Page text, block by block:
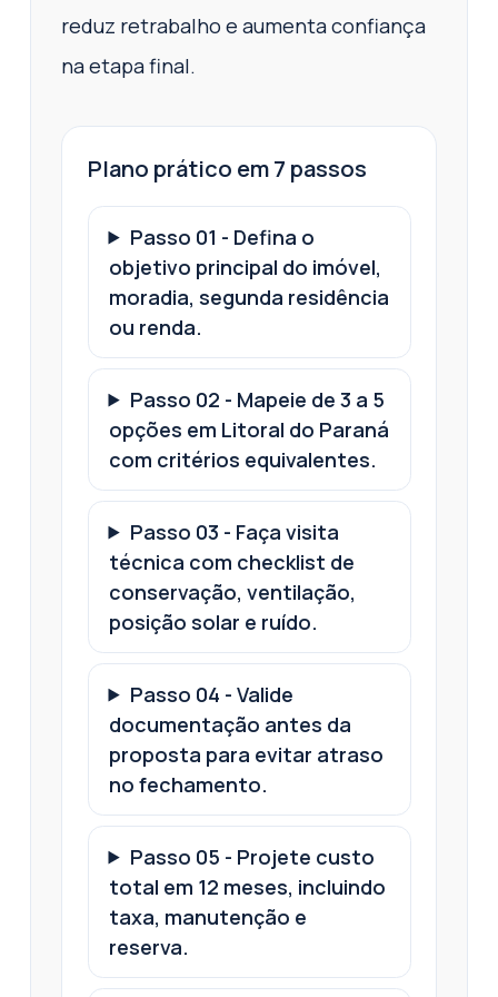
reduz retrabalho e aumenta confiança
na etapa final.
Plano prático em 7 passos
Passo 01 - Defina o
objetivo principal do imóvel,
moradia, segunda residência
ou renda.
Passo 02 - Mapeie de 3 a 5
opções em Litoral do Paraná
com critérios equivalentes.
Passo 03 - Faça visita
técnica com checklist de
conservação, ventilação,
posição solar e ruído.
Passo 04 - Valide
documentação antes da
proposta para evitar atraso
no fechamento.
Passo 05 - Projete custo
total em 12 meses, incluindo
taxa, manutenção e
reserva.